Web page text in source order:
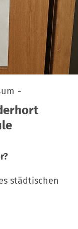
-
städtischen